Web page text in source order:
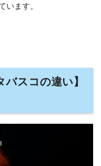
います。
バスコの違い】